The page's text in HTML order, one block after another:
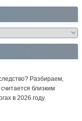
Разбираем,
близким
в 2026 году.